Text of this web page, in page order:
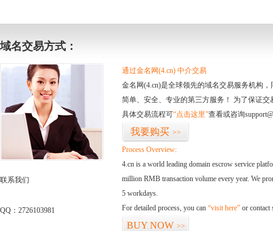
域名交易方式：
联系我们
QQ：2726103981
通过金名网(4.cn) 中介交易
金名网(4.cn)是全球领先的域名交易服务机构
简单、安全、专业的第三方服务！ 为了保证
具体交易流程可“点击这里”查看或咨询
我要购买 >>
Process Overview:
4.cn is a world leading domain escrow service
million RMB transaction volume every year. We
5 workdays.
For detailed process, you can “visit here” or contact
BUY NOW >>